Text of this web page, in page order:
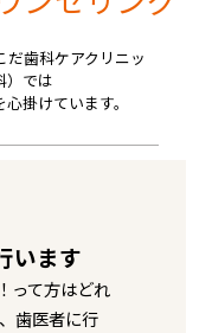
歯科ケアクリニッ
）では
掛けています。
います
って方はどれ
歯医者に行